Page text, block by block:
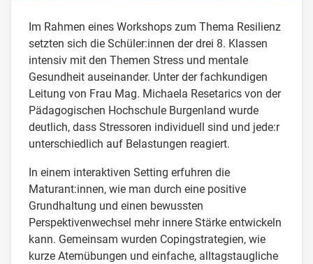
Im Rahmen eines Workshops zum Thema Resilienz
setzten sich die Schüler:innen der drei 8. Klassen
intensiv mit den Themen Stress und mentale
Gesundheit auseinander. Unter der fachkundigen
Leitung von Frau Mag. Michaela Resetarics von der
Pädagogischen Hochschule Burgenland wurde
deutlich, dass Stressoren individuell sind und jede:r
unterschiedlich auf Belastungen reagiert.
In einem interaktiven Setting erfuhren die
Maturant:innen, wie man durch eine positive
Grundhaltung und einen bewussten
Perspektivenwechsel mehr innere Stärke entwickeln
kann. Gemeinsam wurden Copingstrategien, wie
kurze Atemübungen und einfache, alltagstaugliche